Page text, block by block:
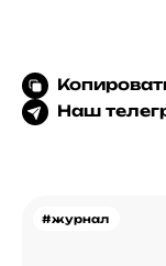
Наш
#журнал